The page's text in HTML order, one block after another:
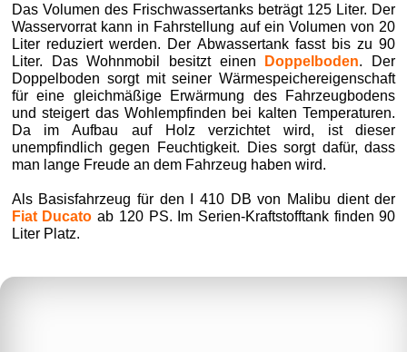
Das Volumen des Frischwassertanks beträgt 125 Liter. Der
Wasservorrat kann in Fahrstellung auf ein Volumen von 20
Liter reduziert werden. Der Abwassertank fasst bis zu 90
Liter. Das Wohnmobil besitzt einen
Doppelboden. Der
Doppelboden sorgt mit seiner Wärmespeichereigenschaft
für eine gleichmäßige Erwärmung des Fahrzeugbodens
und steigert das Wohlempfinden bei kalten Temperaturen.
Da im Aufbau auf Holz verzichtet wird, ist dieser
unempfindlich gegen Feuchtigkeit. Dies sorgt dafür, dass
man lange Freude an dem Fahrzeug haben wird.
Als Basisfahrzeug für den I 410 DB von Malibu dient der
Fiat Ducato ab 120 PS. Im Serien-Kraftstofftank finden 90
Liter Platz.